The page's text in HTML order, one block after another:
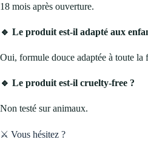
18 mois après ouverture.
🔹 Le produit est-il adapté aux
Oui, formule douce adaptée à toute la
🔹 Le produit est-il cruelty-free ?
Non testé sur animaux.
⚔️ Vous hésitez ?